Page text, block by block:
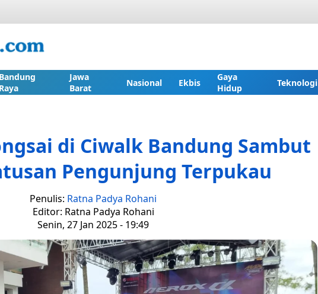
Bandung
Raya
Jawa
Barat
Nasional Ekbis
Gaya
Hidup
Teknologi
di Ciwalk Bandung Sambut
Pengunjung Terpukau
Penulis: Ratna Padya Rohani
Editor: Ratna Padya Rohani
Senin, 27 Jan 2025 - 19:49